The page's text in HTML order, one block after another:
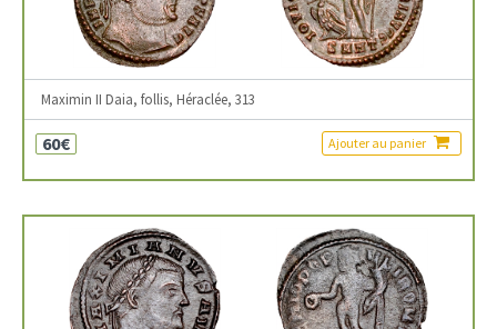
Maximin II Daia, follis, Héraclée, 313
60€ Ajouter au panier